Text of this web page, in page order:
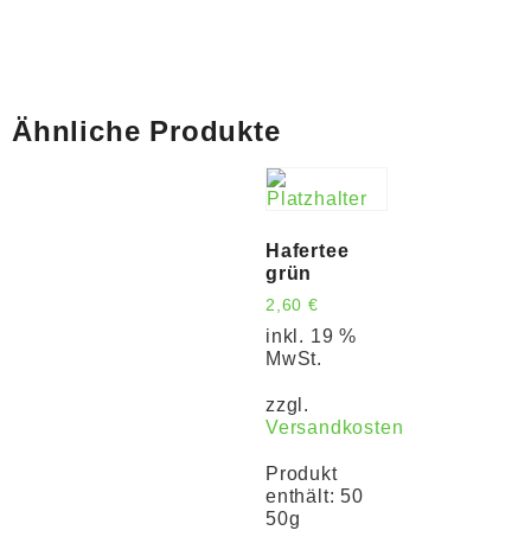
Ähnliche Produkte
Hafertee
grün
2,60 €
inkl. 19 %
MwSt.
zzgl.
Versandkosten
Produkt
enthält: 50
50g